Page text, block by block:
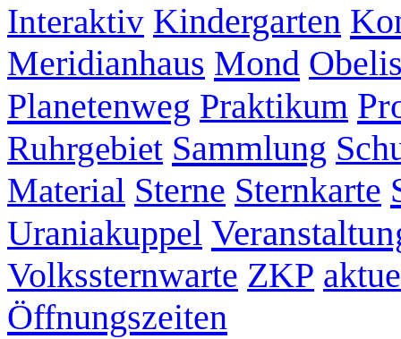
Interaktiv Kindergarten
Meridianhaus Mond
Planetenweg Praktikum
Ruhrgebiet Sammlung
Material Sterne Sternkarte
Uraniakuppel
Volkssternwarte ZKP
Öffnungszeiten